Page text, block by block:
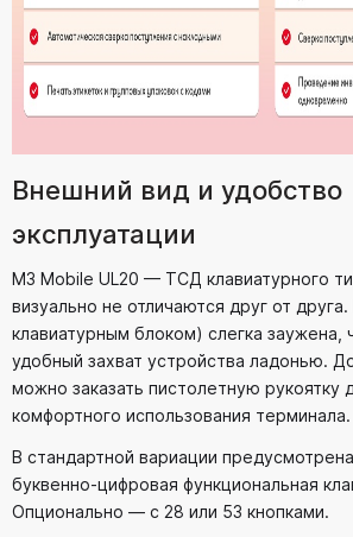
Внешний вид и удобство
эксплуатации
M3 Mobile UL20 — ТСД клавиатурного
визуально не отличаются друг от
клавиатурным блоком) слегка заужена,
удобный захват устройства ладонью.
можно заказать пистолетную рукоятку
комфортного использования терминала.
В стандартной вариации
буквенно-цифровая функциональная
Опционально — с 28 или 53 кнопками.